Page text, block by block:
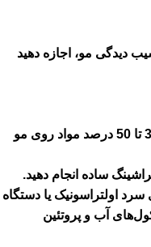
دیدگی مو، اجازه دهید
موها را کمی آبکشی کنید (به طوری که 30 تا 50 درصد مواد روی مو
ساده انجام دهید.
اولتراسونیک یا دستگاه
آب و پروتئین